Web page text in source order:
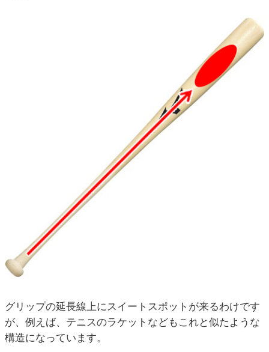
グリップの延長線上にスイートスポットが来るわけです
が、例えば、テニスのラケットなどもこれと似たような
構造になっています。